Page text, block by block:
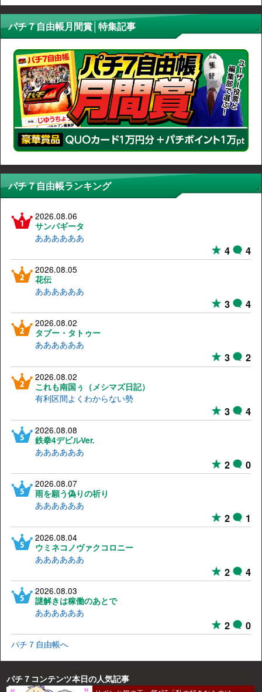
パチ７自由帳月間賞│特集記事
パチ７自由帳ランキング
2026.08.06
サンパギータ
ああああああ
4 4
2026.08.05
花伝
ああああああ
3 4
2026.08.02
タブー・タトゥー
ああああああ
3 2
2026.08.02
これも南国ぅ（メシマズ日記）
有利区間よくわからない勢
3 4
2026.08.08
鉄拳4デビルVer.
ああああああ
2 0
2026.08.07
雨を願う偽りの祈り
ああああああ
2 1
2026.08.04
ウミネコノヴァクコロニー
ああああああ
2 4
2026.08.03
謎解きは稼働のあとで
ああああああ
2 0
パチ７自由帳へ
パチ７コンテンツ本日の人気記事